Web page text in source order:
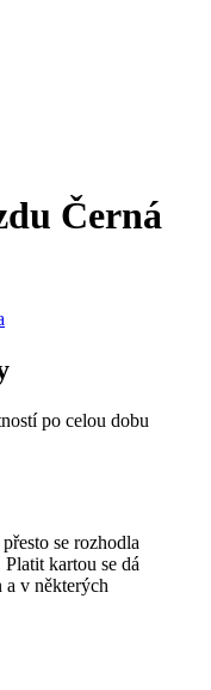
Černá
po celou dobu
se rozhodla
kartou se dá
a v některých